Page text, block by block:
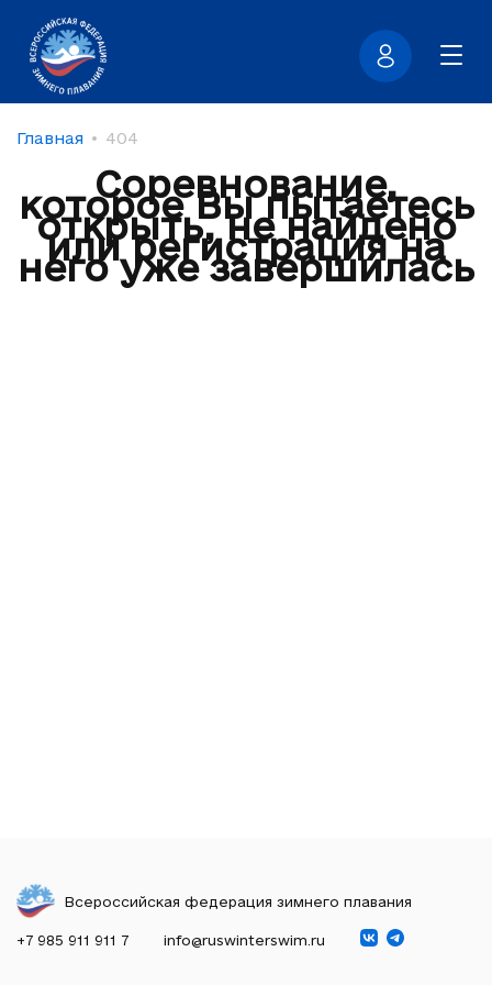
Главная 404
Соревнование,
которое Вы пытаетесь
открыть, не найдено
или регистрация на
него уже завершилась
Всероссийская федерация зимнего плавания
+7 985 911 911 7 info@ruswinterswim.ru